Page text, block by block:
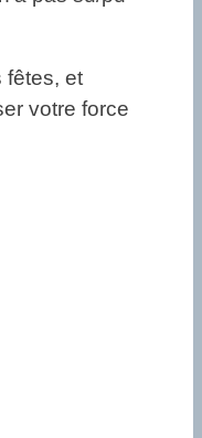
fêtes, et
votre force